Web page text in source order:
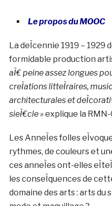
Le propos du MOOC
La deÌcennie 1919 – 1929
formidable production
aÌ€ peine assez longues
creÌations litteÌraires,
architecturales et
sieÌ€cle »explique la RMN-
Les AnneÌes folles
rythmes, de couleurs et
ces anneÌes ont-elles
les conseÌquences de
domaine des arts : arts du